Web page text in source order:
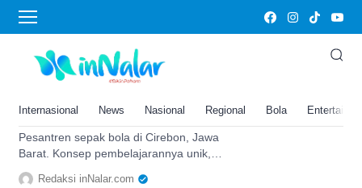
Internasional News Nasional Regional Bola
Cirebon
Konsepnya Unik! Ini Dia
Pesantren Sepak Bola,
Barat
Pesantren sepak bola di Cirebon, Jawa
Barat. Konsep pembelajarannya unik,
cari tahu selengkapnya di sini.
Redaksi inNalar.com